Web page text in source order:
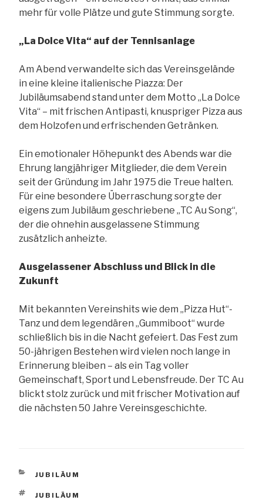
mehr für volle Plätze und gute Stimmung sorgte.
„La Dolce Vita“ auf der Tennisanlage
Am Abend verwandelte sich das Vereinsgelände
in eine kleine italienische Piazza: Der
Jubiläumsabend stand unter dem Motto „La Dolce
Vita“ – mit frischen Antipasti, knuspriger Pizza aus
dem Holzofen und erfrischenden Getränken.
Ein emotionaler Höhepunkt des Abends war die
Ehrung langjähriger Mitglieder, die dem Verein
seit der Gründung im Jahr 1975 die Treue halten.
Für eine besondere Überraschung sorgte der
eigens zum Jubiläum geschriebene „TC Au Song“,
der die ohnehin ausgelassene Stimmung
zusätzlich anheizte.
Ausgelassener Abschluss und Blick in die
Zukunft
Mit bekannten Vereinshits wie dem „Pizza Hut“-
Tanz und dem legendären „Gummiboot“ wurde
schließlich bis in die Nacht gefeiert. Das Fest zum
50-jährigen Bestehen wird vielen noch lange in
Erinnerung bleiben – als ein Tag voller
Gemeinschaft, Sport und Lebensfreude. Der TC Au
blickt stolz zurück und mit frischer Motivation auf
die nächsten 50 Jahre Vereinsgeschichte.
KATEGORIEN
JUBILÄUM
SCHLAGWÖRTER
JUBILÄUM